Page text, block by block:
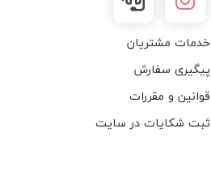
خدمات مشتریان
پیگیری سفارش
قوانین و مقررات
ثبت شکایات در سایت